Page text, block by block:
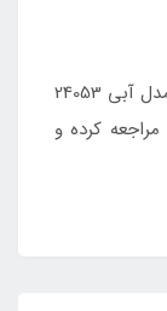
برای خرید اسنورکل و ماسک شنا بست وی مدل آبی 24053
مراجعه کرده و